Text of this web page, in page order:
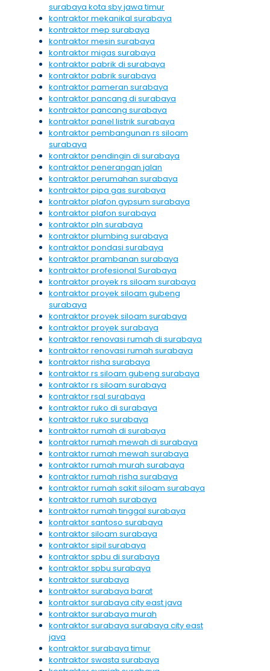
surabaya kota sby jawa timur
kontraktor mekanikal surabaya
kontraktor mep surabaya
kontraktor mesin surabaya
kontraktor migas surabaya
kontraktor pabrik di surabaya
kontraktor pabrik surabaya
kontraktor pameran surabaya
kontraktor pancang di surabaya
kontraktor pancang surabaya
kontraktor panel listrik surabaya
kontraktor pembangunan rs siloam
surabaya
kontraktor pendingin di surabaya
kontraktor penerangan jalan
kontraktor perumahan surabaya
kontraktor pipa gas surabaya
kontraktor plafon gypsum surabaya
kontraktor plafon surabaya
kontraktor pln surabaya
kontraktor plumbing surabaya
kontraktor pondasi surabaya
kontraktor prambanan surabaya
kontraktor profesional Surabaya
kontraktor proyek rs siloam surabaya
kontraktor proyek siloam gubeng
surabaya
kontraktor proyek siloam surabaya
kontraktor proyek surabaya
kontraktor renovasi rumah di surabaya
kontraktor renovasi rumah surabaya
kontraktor risha surabaya
kontraktor rs siloam gubeng surabaya
kontraktor rs siloam surabaya
kontraktor rsal surabaya
kontraktor ruko di surabaya
kontraktor ruko surabaya
kontraktor rumah di surabaya
kontraktor rumah mewah di surabaya
kontraktor rumah mewah surabaya
kontraktor rumah murah surabaya
kontraktor rumah risha surabaya
kontraktor rumah sakit siloam surabaya
kontraktor rumah surabaya
kontraktor rumah tinggal surabaya
kontraktor santoso surabaya
kontraktor siloam surabaya
kontraktor sipil surabaya
kontraktor spbu di surabaya
kontraktor spbu surabaya
kontraktor surabaya
kontraktor surabaya barat
kontraktor surabaya city east java
kontraktor surabaya murah
kontraktor surabaya surabaya city east
java
kontraktor surabaya timur
kontraktor swasta surabaya